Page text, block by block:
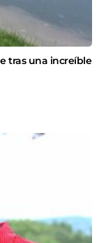
tras una increíble